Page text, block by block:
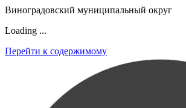
Виноградовский муниципальный округ
Loading ...
Перейти к содержимому